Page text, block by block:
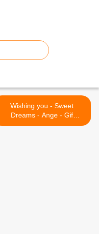
Wishing you - Sweet
Dreams - Ange - Gif
scintillant - Gratuit >